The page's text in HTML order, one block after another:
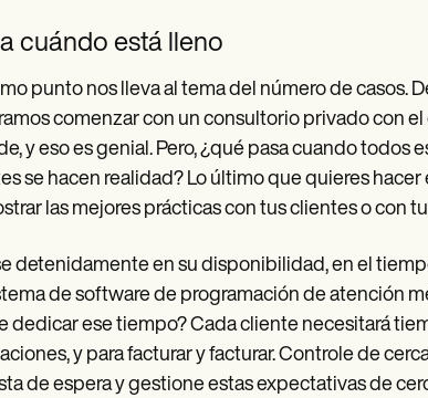
cuándo está lleno
punto nos lleva al tema del número de casos.
comenzar con un consultorio privado con
y eso es genial. Pero, ¿qué pasa cuando
se hacen realidad? Lo último que quieres
las mejores prácticas con tus clientes o con
detenidamente en su disponibilidad, en el
de software de programación de atención
dedicar ese tiempo? Cada cliente necesitará
y para facturar y facturar. Controle de
de espera y gestione estas expectativas de